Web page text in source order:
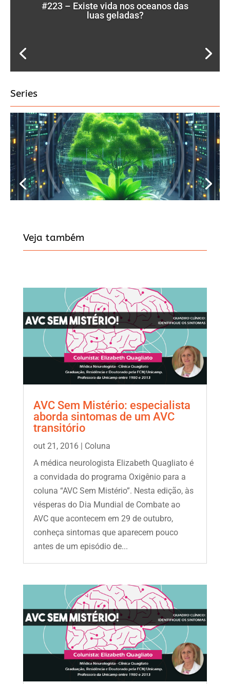
#223 – Existe vida nos oceanos das
luas geladas?
Series
Veja também
AVC Sem Mistério: especialista
aborda sintomas de um AVC
transitório
out 21, 2016| Coluna
A médica neurologista Elizabeth Quagliato é
a convidada do programa Oxigênio para a
coluna “AVC Sem Mistério”. Nesta edição, às
vésperas do Dia Mundial de Combate ao
AVC que acontecem em 29 de outubro,
conheça sintomas que aparecem pouco
antes de um episódio de...